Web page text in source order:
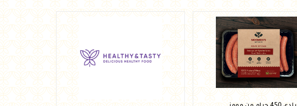
أضف للسلة
جنيه 270.00